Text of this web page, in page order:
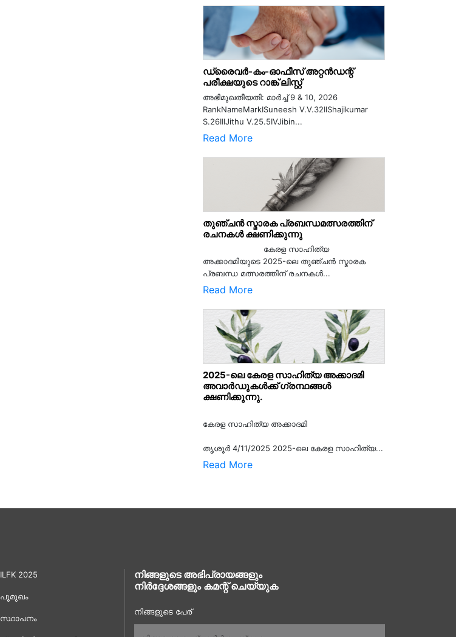
ഡ്രൈവർ-കം-ഓഫീസ് അറ്റൻഡന്റ്
പരീക്ഷയുടെ റാങ്ക് ലിസ്റ്റ്
അഭിമുഖതീയതി: മാർച്ച് 9 & 10, 2026
RankNameMarkISuneesh V.V.32IIShajikumar
S.26IIIJithu V.25.5IVJibin...
Read More
തുഞ്ചൻ സ്മാരക പ്രബന്ധമത്സരത്തിന്
രചനകൾ ക്ഷണിക്കുന്നു
കേരള സാഹിത്യ
അക്കാദമിയുടെ 2025-ലെ തുഞ്ചൻ സ്മാരക
പ്രബന്ധ മത്സരത്തിന് രചനകൾ...
Read More
2025-ലെ കേരള സാഹിത്യ അക്കാദമി
അവാർഡുകൾക്ക് ഗ്രന്ഥങ്ങൾ
ക്ഷണിക്കുന്നു.
കേരള സാഹിത്യ അക്കാദമി
തൃശൂര്‍ 4/11/2025 2025-ലെ കേരള സാഹിത്യ...
Read More
ILFK 2025
പൂമുഖം
സ്ഥാപനം
നിങ്ങളുടെ അഭിപ്രായങ്ങളും
നിർദ്ദേശങ്ങളും കമന്റ് ചെയ്യുക
നിങ്ങളുടെ പേര്